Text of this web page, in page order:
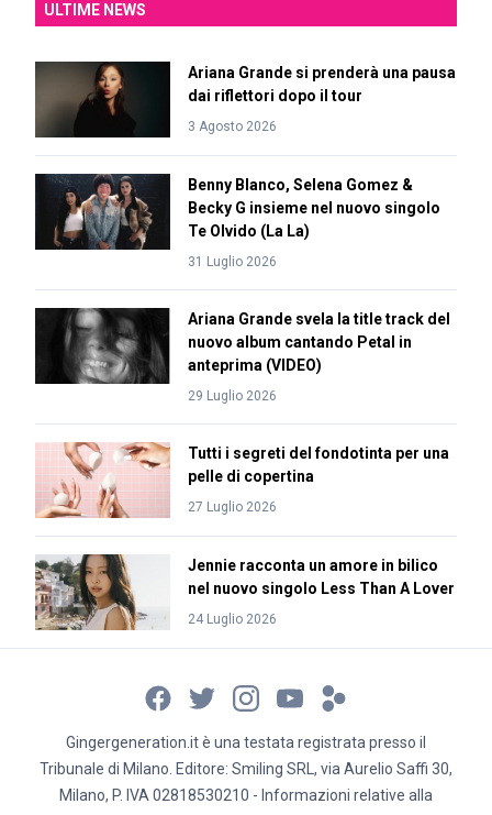
ULTIME NEWS
Ariana Grande si prenderà una pausa
dai riflettori dopo il tour
3 Agosto 2026
Benny Blanco, Selena Gomez &
Becky G insieme nel nuovo singolo
Te Olvido (La La)
31 Luglio 2026
Ariana Grande svela la title track del
nuovo album cantando Petal in
anteprima (VIDEO)
29 Luglio 2026
Tutti i segreti del fondotinta per una
pelle di copertina
27 Luglio 2026
Jennie racconta un amore in bilico
nel nuovo singolo Less Than A Lover
24 Luglio 2026
Gingergeneration.it è una testata registrata presso il
Tribunale di Milano. Editore: Smiling SRL, via Aurelio Saffi 30,
Milano, P. IVA 02818530210 - Informazioni relative alla